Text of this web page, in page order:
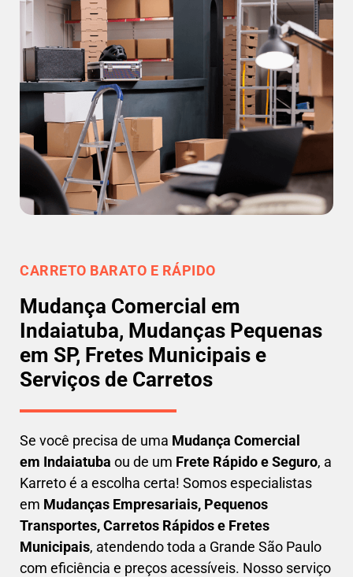
CARRETO BARATO E RÁPIDO
Mudança Comercial em
Indaiatuba, Mudanças Pequenas
em SP, Fretes Municipais e
Serviços de Carretos
Se você precisa de uma Mudança Comercial
em Indaiatuba ou de um Frete Rápido e Seguro, a
Karreto é a escolha certa! Somos especialistas
em Mudanças Empresariais, Pequenos
Transportes, Carretos Rápidos e Fretes
Municipais, atendendo toda a Grande São Paulo
com eficiência e preços acessíveis. Nosso serviço